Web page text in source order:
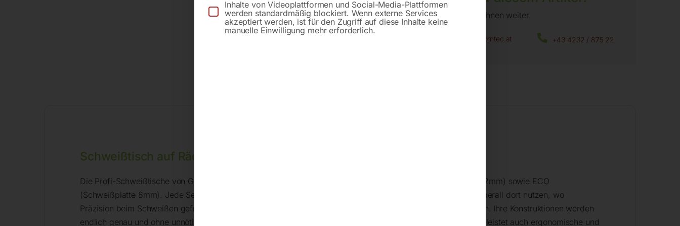
Gerne helfen wir Ihnen weiter.
office@horntec.at +43 4232 / 875 22
Schweißtisch auf Rädern – Serie PRO
Die Profi-Schweißtische von GPPH gibt es in drei Serien: PRO (Schweißplatte 15mm), PLUS (Schweißplatte 12mm) sowie ECO
(Schweißplatte 8mm). Jede Serie hat 10 verschiedene Plattformabmessungen zur Auswahl. Sie können sie überall dort nutzen, wo
Präzision beim Schweißen gefragt wird. Sie nutzen ihn zum manuellen oder automatischen Schweißen nutzen. Ihre Konstruktionen werden
endlich genau und ohne unnötige Verbesserungen ausgeführt! Der günstige und stabile Schweißtisch gewährleistet auch ergonomische und
Inhalte von Videoplattformen und Social-Media-Plattformen
werden standardmäßig blockiert. Wenn externe Services
akzeptiert werden, ist für den Zugriff auf diese Inhalte keine
manuelle Einwilligung mehr erforderlich.